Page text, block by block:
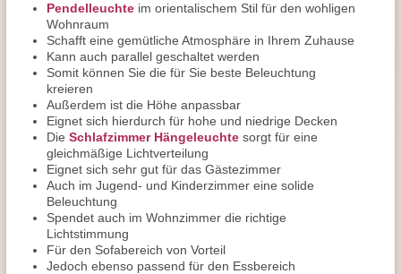
Pendelleuchte im orientalischem Stil für den wohligen
Wohnraum
Schafft eine gemütliche Atmosphäre in Ihrem Zuhause
Kann auch parallel geschaltet werden
Somit können Sie die für Sie beste Beleuchtung
kreieren
Außerdem ist die Höhe anpassbar
Eignet sich hierdurch für hohe und niedrige Decken
Die Schlafzimmer Hängeleuchte sorgt für eine
gleichmäßige Lichtverteilung
Eignet sich sehr gut für das Gästezimmer
Auch im Jugend- und Kinderzimmer eine solide
Beleuchtung
Spendet auch im Wohnzimmer die richtige
Lichtstimmung
Für den Sofabereich von Vorteil
Jedoch ebenso passend für den Essbereich